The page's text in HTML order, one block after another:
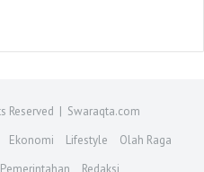
Reserved | Swaraqta.com
Ekonomi Lifestyle
Olah Raga